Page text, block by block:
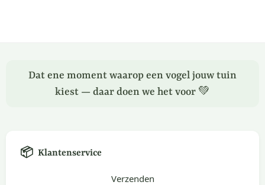
Dat ene moment waarop een vogel jouw tuin
kiest — daar doen we het voor 💚
📦 Klantenservice
Verzenden